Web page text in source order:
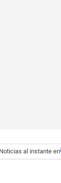
Noticias al instante en